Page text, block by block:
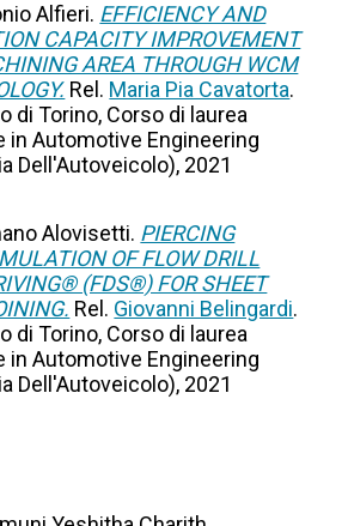
Alfieri. EFFICIENCY AND
CAPACITY IMPROVEMENT
AREA THROUGH WCM
Rel. Maria Pia Cavatorta.
di Torino, Corso di laurea
in Automotive Engineering
Dell'Autoveicolo), 2021
Alovisetti. PIERCING
OF FLOW DRILL
(FDS®) FOR SHEET
Rel. Giovanni Belingardi.
di Torino, Corso di laurea
in Automotive Engineering
Dell'Autoveicolo), 2021